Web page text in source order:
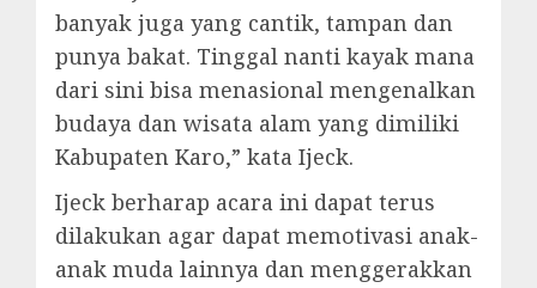
banyak juga yang cantik, tampan dan
punya bakat. Tinggal nanti kayak mana
dari sini bisa menasional mengenalkan
budaya dan wisata alam yang dimiliki
Kabupaten Karo,” kata Ijeck.
Ijeck berharap acara ini dapat terus
dilakukan agar dapat memotivasi anak-
anak muda lainnya dan menggerakkan